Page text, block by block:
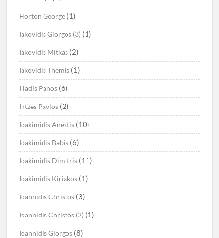
Horton George (1)
Iakovidis Giorgos (3) (1)
Iakovidis Mitkas (2)
Iakovidis Themis (1)
Iliadis Panos (6)
Intzes Pavlos (2)
Ioakimidis Anestis (10)
Ioakimidis Babis (6)
Ioakimidis Dimitris (11)
Ioakimidis Kiriakos (1)
Ioannidis Christos (3)
Ioannidis Christos (2) (1)
Ioannidis Giorgos (8)